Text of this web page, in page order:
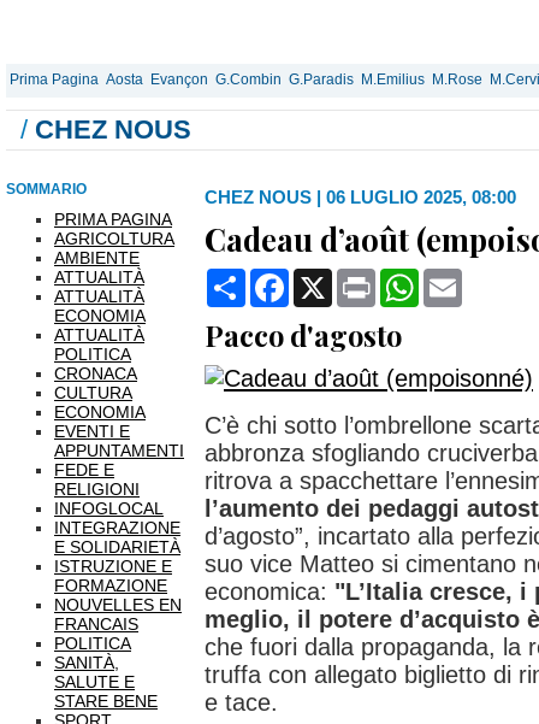
Prima Pagina Aosta Evançon G.Combin G.Paradis M.Emilius M.Rose
/ CHEZ NOUS
SOMMARIO
PRIMA PAGINA
AGRICOLTURA
AMBIENTE
ATTUALITÀ
ATTUALITÀ
ECONOMIA
ATTUALITÀ
POLITICA
CRONACA
CULTURA
ECONOMIA
EVENTI E
APPUNTAMENTI
FEDE E
RELIGIONI
INFOGLOCAL
INTEGRAZIONE
E SOLIDARIETÀ
ISTRUZIONE E
FORMAZIONE
NOUVELLES EN
FRANCAIS
POLITICA
SANITÀ,
SALUTE E
STARE BENE
CHEZ NOUS | 06 LUGLIO 2025, 08:00
Cadeau d’août
CondividiFacebook
X Print WhatsApp
Pacco d'agosto
C’è chi sotto l’ombrellone
abbronza sfogliando
ritrova a spacchettare
l’aumento dei pedaggi
d’agosto”, incartato alla
suo vice Matteo si cimentano
economica: "L’Italia cresce,
meglio, il potere d’acquisto
che fuori dalla propaganda, la
truffa con allegato biglietto di
e tace.